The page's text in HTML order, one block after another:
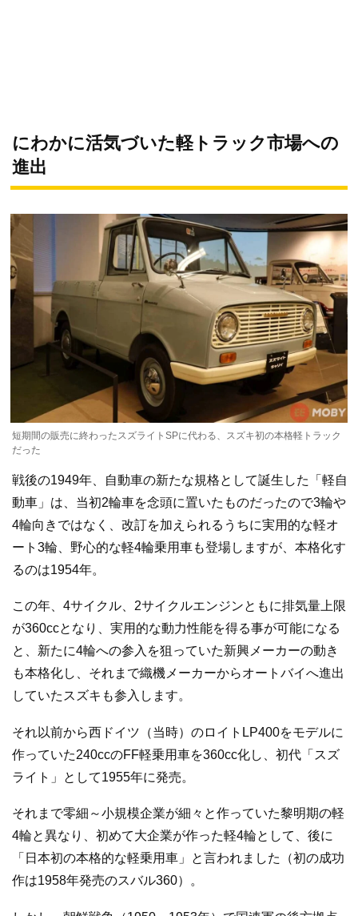
にわかに活気づいた軽トラック市場への
進出
短期間の販売に終わったスズライトSPに代わる、スズキ初の本格軽トラック
だった
戦後の1949年、自動車の新たな規格として誕生した「軽自
動車」は、当初2輪車を念頭に置いたものだったので3輪や
4輪向きではなく、改訂を加えられるうちに実用的な軽オ
ート3輪、野心的な軽4輪乗用車も登場しますが、本格化す
るのは1954年。
この年、4サイクル、2サイクルエンジンともに排気量上限
が360ccとなり、実用的な動力性能を得る事が可能になる
と、新たに4輪への参入を狙っていた新興メーカーの動き
も本格化し、それまで織機メーカーからオートバイへ進出
していたスズキも参入します。
それ以前から西ドイツ（当時）のロイトLP400をモデルに
作っていた240ccのFF軽乗用車を360cc化し、初代「スズ
ライト」として1955年に発売。
それまで零細～小規模企業が細々と作っていた黎明期の軽
4輪と異なり、初めて大企業が作った軽4輪として、後に
「日本初の本格的な軽乗用車」と言われました（初の成功
作は1958年発売のスバル360）。